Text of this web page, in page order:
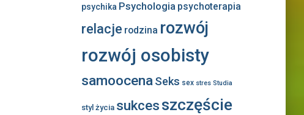
psychika Psychologia psychoterapia
relacje rodzina rozwój
rozwój osobisty
samoocena Seks sex stres Studia
styl życia sukcesszczęście